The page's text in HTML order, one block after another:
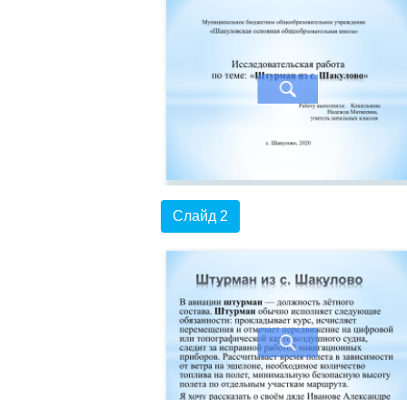
Слайд 2